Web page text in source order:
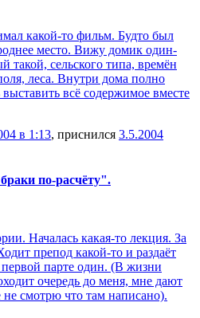
какой-то фильм. Будто был
место. Вижу домик один-
такой, сельского типа, времён
леса. Внутри дома полно
всё содержимое вместе
в 1:13, приснился 3.5.2004
по-расчёту".
Началась какая-то лекция. За
препод какой-то и раздаёт
парте один. (В жизни
очередь до меня, мне дают
смотрю что там написано).